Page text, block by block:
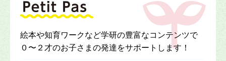
絵本や知育ワークなど学研の豊富なコンテンツで
０〜２才のお子さまの発達をサポートします！